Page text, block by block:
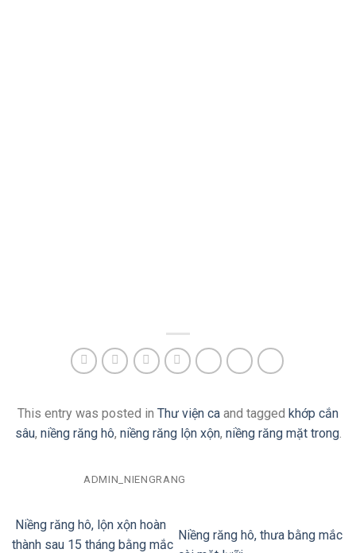
This entry was posted in Thư viện ca and tagged khớp cắn
sâu, niềng răng hô, niềng răng lộn xộn, niềng răng mặt trong.
ADMIN_NIENGRANG
Niềng răng hô, lộn xộn hoàn
thành sau 15 tháng bằng mắc
Niềng răng hô, thưa bằng mắc